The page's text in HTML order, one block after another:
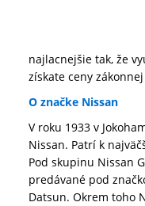
najlacnejšie tak, že
získate ceny
O značke Nissan
V roku 1933 v
Nissan. Patrí k
Pod skupinu Nissan
predávané pod
Datsun. Okrem toho